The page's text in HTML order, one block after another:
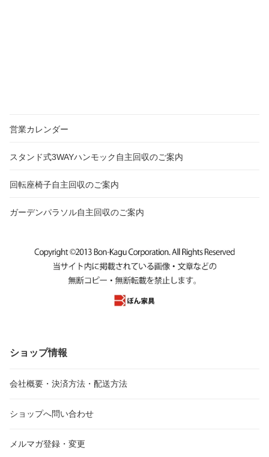
営業カレンダー
スタンド式3WAYハンモック自主回収のご案内
回転座椅子自主回収のご案内
ガーデンパラソル自主回収のご案内
ショップ情報
会社概要・決済方法・配送方法
ショップへ問い合わせ
メルマガ登録・変更